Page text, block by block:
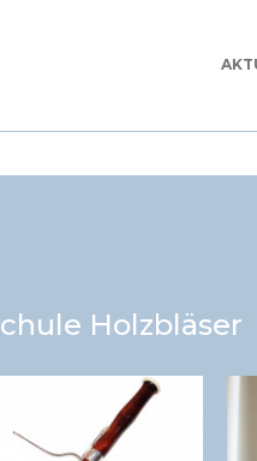
Holzbläser